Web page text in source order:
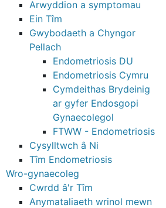
Arwyddion a symptomau
Ein Tîm
Gwybodaeth a Chyngor
Pellach
Endometriosis DU
Endometriosis Cymru
Cymdeithas Brydeinig
ar gyfer Endosgopi
Gynaecolegol
FTWW - Endometriosis
Cysylltwch â Ni
Tîm Endometriosis
Wro-gynaecoleg
Cwrdd â'r Tîm
Anymataliaeth wrinol mewn